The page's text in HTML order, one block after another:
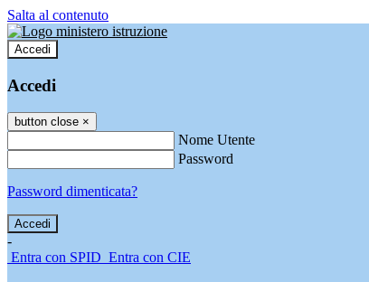
Salta al contenuto
Accedi
Accedi
button close ×
Nome Utente
Password
Password dimenticata?
-
Entra con SPID Entra con CIE